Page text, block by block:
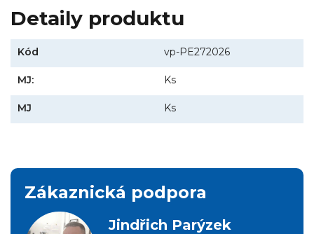
Detaily produktu
Kód vp-PE272026
MJ: Ks
MJ Ks
Zákaznická podpora
Jindřich Parýzek